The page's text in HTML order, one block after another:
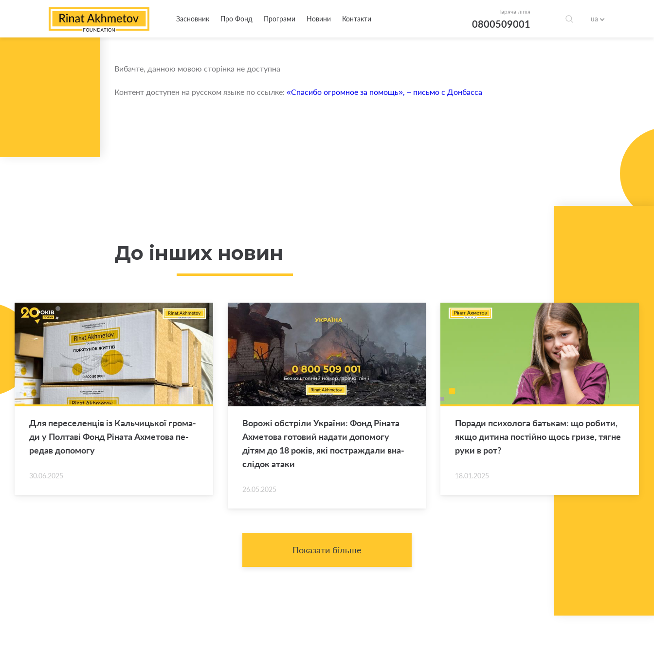
Засновник Про Фонд Програми Новини Контакти
Гаряча лінія
0800509001 ua
Вибачте, данною мовою сторінка не доступна
Контент доступен на русском языке по ссылке: «Спасибо огромное за помощь», – письмо с Донбасса
До інших новин
Для пе­ре­се­лен­ців із Каль­чи­цької гро­ма­
ди у Пол­та­ві Фонд Рі­на­та Ахме­то­ва пе­
ре­дав до­по­мо­гу
30.06.2025
Во­ро­жі об­стрі­ли Укра­ї­ни: Фонд Рі­на­та
Ахме­то­ва го­то­вий на­да­ти до­по­мо­гу
дітям до 18 років, які по­стра­жда­ли вна­
слі­док атаки
26.05.2025
По­ра­ди пси­хо­ло­га ба­тькам: що ро­би­ти,
якщо ди­ти­на по­стій­но щось гризе, тягне
руки в рот?
18.01.2025
Показати більше